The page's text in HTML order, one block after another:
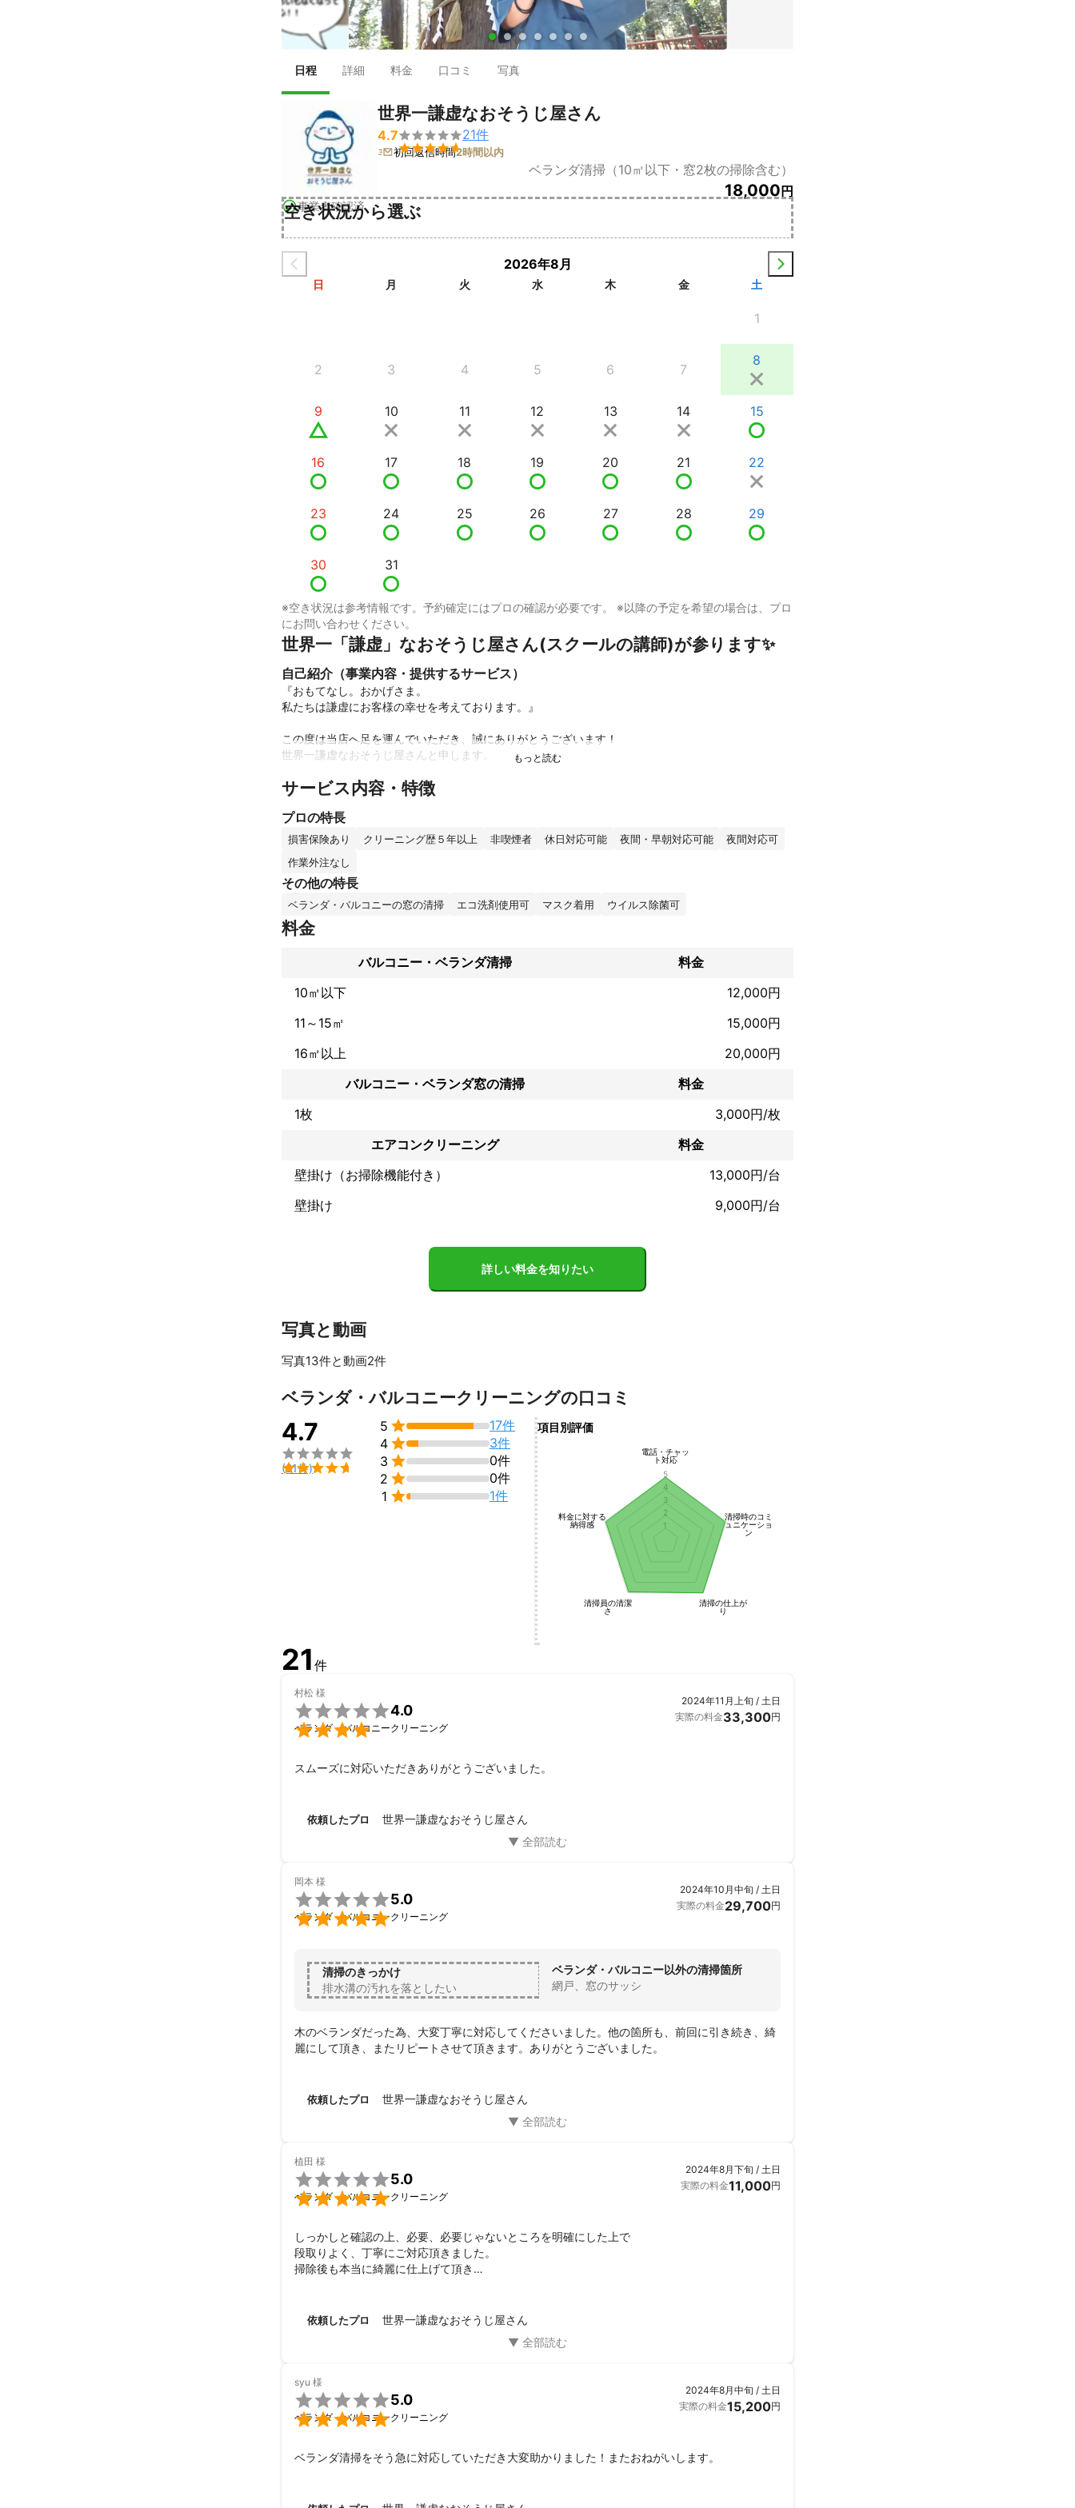
● ● ● ● ● ● ●
日程 詳細 料金 口コミ 写真
事業者確認済
世界一謙虚なおそうじ屋さん
4.7

21件
初回返信時間2時間以内
ベランダ清掃（10㎡以下・窓2枚の掃除含む）
18,000 円
空き状況から選ぶ
2026年8月
日 月 火 水 木 金 土
1
2 3 4 5 6 7
8
9 10 11 12 13 14 15
16 17 18 19 20 21 22
23 24 25 26 27 28 29
30 31
※空き状況は参考情報です。予約確定にはプロの確認が必要です。 ※以降の予定を希望の場合は、プロ
にお問い合わせください。
世界一「謙虚」なおそうじ屋さん(スクールの講師)が参ります✨
自己紹介（事業内容・提供するサービス）
『おもてなし。おかげさま。
私たちは謙虚にお客様の幸せを考えております。』
この度は当店へ足を運んでいただき、誠にありがとうございます！
世界一謙虚なおそうじ屋さんと申します。
おもてなし。
日々感謝の気持ちを持ってお客様と出会わせて頂いております。
ご評価頂いた皆様、誠にありがとうございます。
先ず、私たちのご紹介をさせてください！
年間施工1,000件以上！
にて活動させていただいております。
エアコン、洗濯機、水回り、空室清掃、店舗清掃、特殊清掃など
そのため、どのような清掃に関わるご依頼でもお客様に合わせて柔軟かつ臨機応変に対応することが
ちょっと変わったご依頼をしたい方でも、ぜひ一度ご相談くださいませ！
最高の「おもてなし」とは何でしょうか？
常に最高の「おもてなし」とは何か？を追求して参りました。
ひとつの答えに辿り着きました。
「心が温かくなれる価値を末永く感じて頂くこと」です。
昨今、世の中の価値基準は大きな変化が生まれております。
色々なものが「軽く」なったと感じております。
物が溢れ、食べ物が溢れ、情報が溢れ……
そんな便利な世の中になったからこそ、
その反面、物も、言葉も、想いも、そして「人」も、
益々扱いが「軽く」なっているように感じております。
今では、物や人などよりも、
原価たった数十円で作られる一万円札などのお金に多くの人が価値を感じており、
果たして「安さ」というあまりにも「軽い価値」によって本当に人は心から満たされるのでしょう
創業より、我々は「おもてなし」の心を大事にしております。
ただのお掃除をして終わりではありません。
お客様が心の底から満たされるような、
サービスの枠を超える「おもてなし」という「価値」を提供し続けることを常に心がけております。
その結果、おかげさまで多くのお客様から何度も選んで頂くことが出来ました。
ただキレイにして帰るのではなく、
小さな御用聞きからお掃除のお悩み、更に人生相談に対しても受容させて頂き、
伝えられることであれば僭越ながらアドバイスまでも様々な事をさせて頂く機会が多くなりました。
心も環境もキレイにする。
そんな＋αを非常に喜んでいただき、惜しまれながらご退出する機会も増えております。
そして、そんなお客様の想いが「口コミ」という形となって、
こんな素敵な環境で、
我々は日々心を豊かにさせて頂いております。
だからこそ、決して驕ることなく、常に素直な心を持って学び、
「謙虚」
縁ある全ての人が、心の底から温かくなれるよう誠心誠意務めさせて頂いております。
そんな「価値」を末永く感じて頂ける「おもてなし」の実現こそ、
我々の喜びであって、使命なのです。
【人生相談・お片付けアドバイザーもやっております】
お部屋や水回りの汚れは心のゆがみやゆとりの無さから起こることが多いです。
そこで、僭越ながら、経営や家事をワンオペで行っている知見から様々なアドバイスやご提案させて
をさせて頂き、多くのお客様が自信に変化に驚かれております。
ただいま初回相談は【無料】で承っておりますので、
ご興味がある方は、ぜひ「相談に興味があります！」とメッセージをくださいませ。
これまでの実績
個人宅への訪問は累計2,000件以上！
サービス内容・特徴
プロの特長
損害保険あり クリーニング歴５年以上 非喫煙者 休日対応可能 夜間・早朝対応可能
夜間対応可
作業外注なし
その他の特長
ベランダ・バルコニーの窓の清掃 エコ洗剤使用可 マスク着用 ウイルス除菌可
料金
バルコニー・ベランダ清掃
料金
10㎡以下
12,000円
11～15㎡
15,000円
16㎡以上
20,000円
バルコニー・ベランダ窓の清掃
料金
1枚
3,000円/枚
エアコンクリーニング
料金
壁掛け（お掃除機能付き）
13,000円/台
壁掛け
9,000円/台
詳しい料金を知りたい
写真と動画
写真13件と動画2件
すべて見る
ベランダ・バルコニークリーニングの口コミ
4.7


(21件)
5 
17件
4 
3件
3 
0件
2 
0件
1  1件
項目別評価
電話・チャッ
ト対応
清掃時のコミ
ュニケーショ
ン
清掃の仕上が
り
清掃員の清潔
さ
料金に対する
納得感
1
2
3
4
5
21 件
村松 様


4.0
ベランダ・バルコニークリーニング
2024年11月上旬 / 土日
実際の料金33,300円
スムーズに対応いただきありがとうございました。
依頼したプロ 世界一謙虚なおそうじ屋さん
岡本 様


5.0
ベランダ・バルコニークリーニング
2024年10月中旬 / 土日
実際の料金29,700円
清掃のきっかけ
排水溝の汚れを落としたい
ベランダ・バルコニー以外の清掃箇所
網戸、窓のサッシ
木のベランダだった為、大変丁寧に対応してくださいました。他の箇所も、前回に引き続き、綺
麗にして頂き、またリピートさせて頂きます。ありがとうございました。
依頼したプロ 世界一謙虚なおそうじ屋さん
植田 様


5.0
ベランダ・バルコニークリーニング
2024年8月下旬 / 土日
実際の料金11,000円
しっかしと確認の上、必要、必要じゃないところを明確にした上で
段取りよく、丁寧にご対応頂きました。
掃除後も本当に綺麗に仕上げて頂き
看板に偽りなしだと思います。
依頼したプロ 世界一謙虚なおそうじ屋さん
syu 様


5.0
ベランダ・バルコニークリーニング
2024年8月中旬 / 土日
実際の料金15,200円
ベランダ清掃をそう急に対応していただき大変助かりました！またおねがいします。